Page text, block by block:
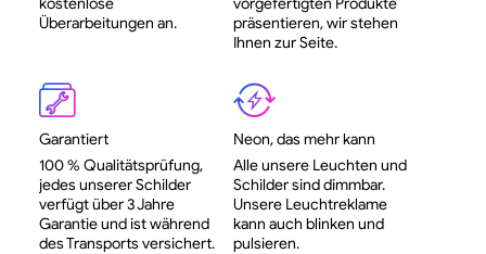
Überarbeitungen an.
präsentieren, wir stehen
Ihnen zur Seite.
Garantiert
100 % Qualitätsprüfung,
jedes unserer Schilder
verfügt über 3 Jahre
Garantie und ist während
des Transports versichert.
Neon, das mehr kann
Alle unsere Leuchten und
Schilder sind dimmbar.
Unsere Leuchtreklame
kann auch blinken und
pulsieren.